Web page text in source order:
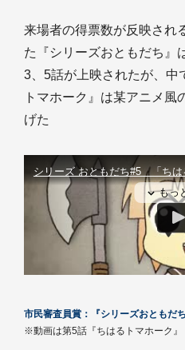
来場者の得票数が反映され
た『シリーズおともだち』
3、5話が上映されたが、中
トマホーク』は某アニメ風
げた
市民審査員賞：『シリーズおともだ
※動画は第5話『ちはるトマホーク』